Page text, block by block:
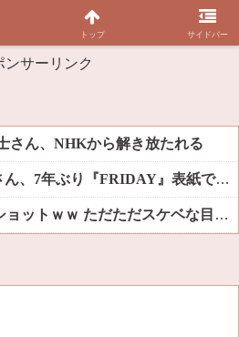
ンサーリンク
さん、NHKから解き放たれる
【画像】 小倉ゆうか(27)さん、7年ぶり『FRIDAY』表紙で神ボディ大解放
森香澄、新作下着の着用ショットｗｗ ただただスケベな目でしか見れんだろ！！
トップ サイドバー